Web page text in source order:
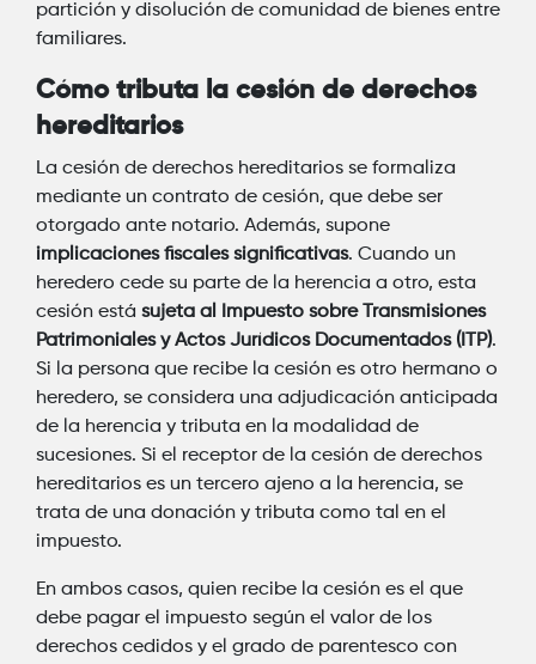
partición y disolución de comunidad de bienes entre
familiares.
Cómo tributa la cesión de derechos
hereditarios
La cesión de derechos hereditarios se formaliza
mediante un contrato de cesión, que debe ser
otorgado ante notario. Además, supone
implicaciones fiscales significativas. Cuando un
heredero cede su parte de la herencia a otro, esta
cesión está sujeta al Impuesto sobre Transmisiones
Patrimoniales y Actos Jurídicos Documentados (ITP).
Si la persona que recibe la cesión es otro hermano o
heredero, se considera una adjudicación anticipada
de la herencia y tributa en la modalidad de
sucesiones. Si el receptor de la cesión de derechos
hereditarios es un tercero ajeno a la herencia, se
trata de una donación y tributa como tal en el
impuesto.
En ambos casos, quien recibe la cesión es el que
debe pagar el impuesto según el valor de los
derechos cedidos y el grado de parentesco con